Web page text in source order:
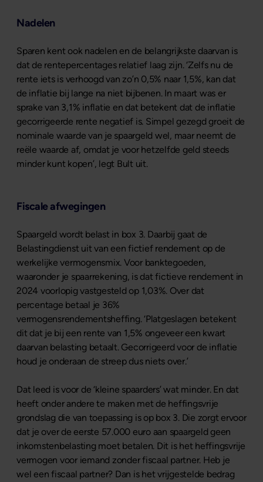
Nadelen
Sparen kent ook nadelen en de belangrijkste daarvan is
dat de rentepercentages relatief laag zijn. ‘Zelfs nu de
rente iets is verhoogd van zo’n 0,5% naar 1,5%, kan dat
de inflatie bij lange na niet bijbenen. In maart was er
sprake van 3,1% inflatie en dat betekent dat de inflatie
gecorrigeerde rente negatief is. Simpel gezegd groeit de
nominale waarde van je spaargeld wel, maar neemt de
reële waarde af, omdat je voor hetzelfde geld steeds
minder kunt kopen’, legt Bult uit.
Fiscale afwegingen
Spaargeld wordt belast in box 3. Daarbij gaat de
Belastingdienst uit van een fictief rendement op de
werkelijke vermogensmix. Voor banktegoeden,
waaronder je spaarrekening, is dat fictieve rendement in
2024 voorlopig vastgesteld op 1,03%. Over dat
percentage betaal je 36%
vermogensrendementsheffing. ‘Platgeslagen betekent
dit dat je bij een rente van 1,5% ongeveer een kwart
daarvan belasting betaalt. Gecorrigeerd voor de inflatie
houd je onderaan de streep dus niets over.’
Dat leed is voor de ‘kleine spaarders’ wat minder. En dat
heeft onder andere te maken met de heffingsvrije
grondslag die van toepassing is op box 3. Die zorgt ervoor
dat je over de eerste 57.000 euro aan spaargeld geen
inkomstenbelasting moet betalen. Dit is het heffingsvrije
vermogen voor iemand zonder fiscaal partner. Heb je
wel een fiscaal partner? Dan is het vrijgestelde bedrag